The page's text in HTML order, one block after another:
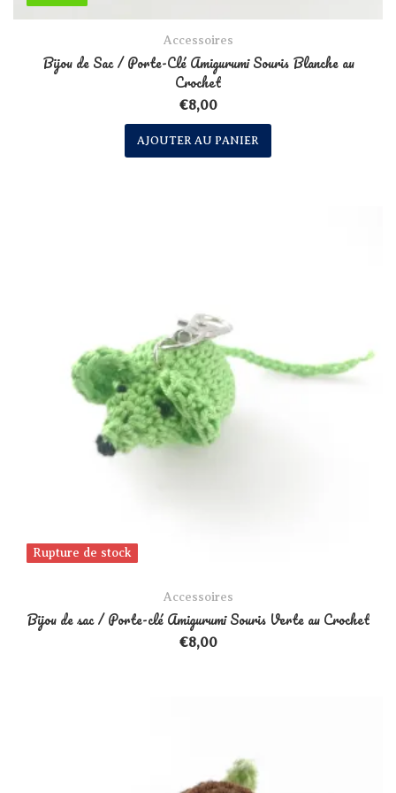
Accessoires
Bijou de Sac / Porte-Clé Amigurumi Souris Blanche au
Crochet
€8,00
AJOUTER AU PANIER
Rupture de stock
Rupture de stock
Accessoires
Bijou de sac / Porte-clé Amigurumi Souris Verte au Crochet
€8,00